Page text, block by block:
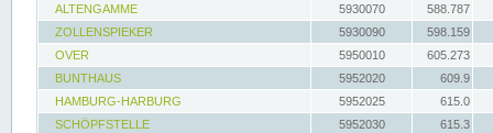
ALTENGAMME
5930070
588.787
ZOLLENSPIEKER
5930090
598.159
OVER
5950010
605.273
BUNTHAUS
5952020
609.9
HAMBURG-HARBURG
5952025
615.0
SCHÖPFSTELLE
5952030
615.3